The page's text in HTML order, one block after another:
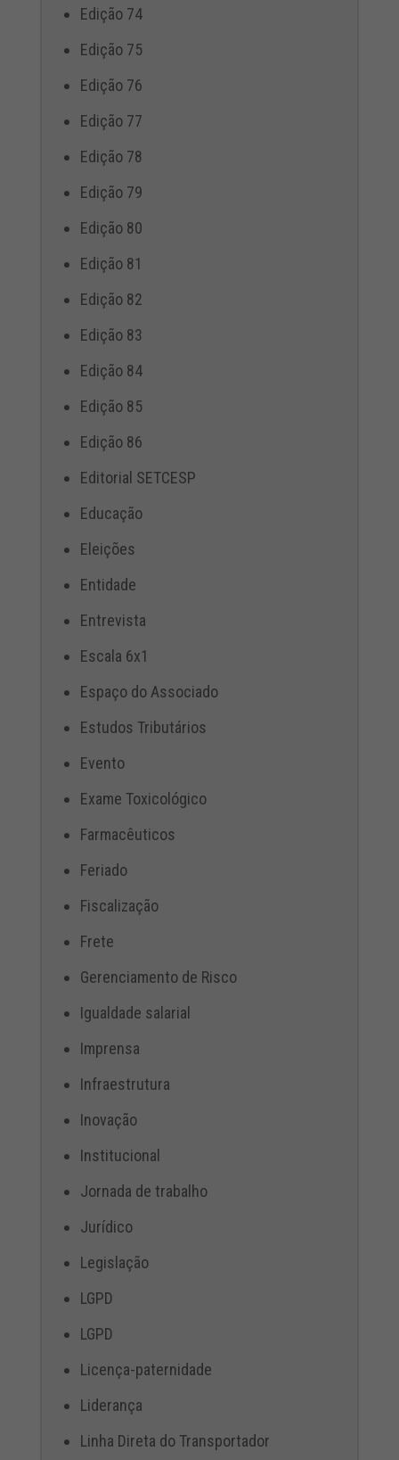
Edição 74
Edição 75
Edição 76
Edição 77
Edição 78
Edição 79
Edição 80
Edição 81
Edição 82
Edição 83
Edição 84
Edição 85
Edição 86
Editorial SETCESP
Educação
Eleições
Entidade
Entrevista
Escala 6x1
Espaço do Associado
Estudos Tributários
Evento
Exame Toxicológico
Farmacêuticos
Feriado
Fiscalização
Frete
Gerenciamento de Risco
Igualdade salarial
Imprensa
Infraestrutura
Inovação
Institucional
Jornada de trabalho
Jurídico
Legislação
LGPD
LGPD
Licença-paternidade
Liderança
Linha Direta do Transportador